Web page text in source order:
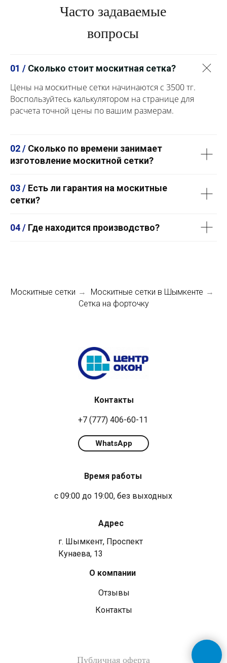
Часто задаваемые
вопросы
01 / Сколько стоит москитная сетка?
Цены на москитные сетки начинаются с 3500 тг.
Воспользуйтесь калькулятором на странице для
расчета точной цены по вашим размерам.
02 / Сколько по времени занимает
изготовление москитной сетки?
03 / Есть ли гарантия на москитные
сетки?
04 / Где находится производство?
Москитные сетки → Москитные сетки в Шымкенте →
Сетка на форточку
+7 (777) 406-60-11
с 09:00 до 19:00, без выходных
Отзывы
Контакты
г. Шымкент, Проспект
Кунаева, 13
О компании
Адрес
Время работы
Контакты
WhatsApp
Публичная оферта